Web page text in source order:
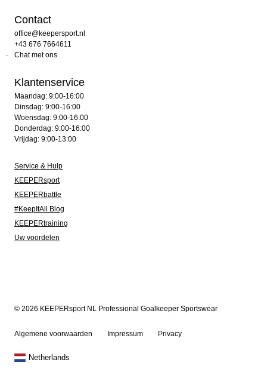
Contact
office@keepersport.nl
+43 676 7664611
Chat met ons
Klantenservice
Maandag: 9:00-16:00
Dinsdag: 9:00-16:00
Woensdag: 9:00-16:00
Donderdag: 9:00-16:00
Vrijdag: 9:00-13:00
Service & Hulp
KEEPERsport
KEEPERbattle
#KeepItAll Blog
KEEPERtraining
Uw voordelen
© 2026 KEEPERsport NL Professional Goalkeeper Sportswear
Algemene voorwaarden Impressum Privacy
Netherlands